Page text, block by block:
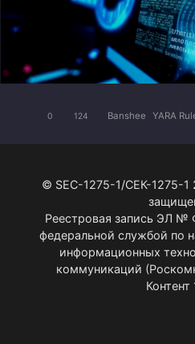
0 124 Banshee YARA
© SEC-1275-1/СЕК-1275-1
Реестровая запись ЭЛ №
федеральной службой по
информационных
коммуникаций
Контент